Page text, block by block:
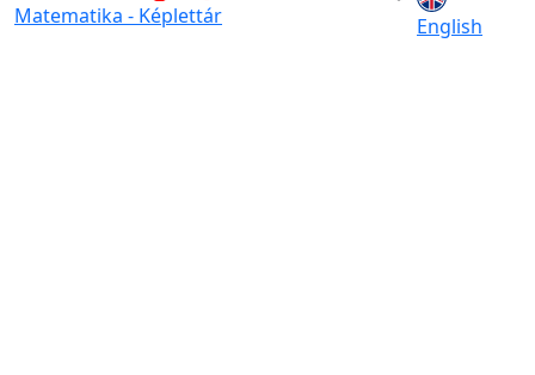
Matematika - Képlettár English